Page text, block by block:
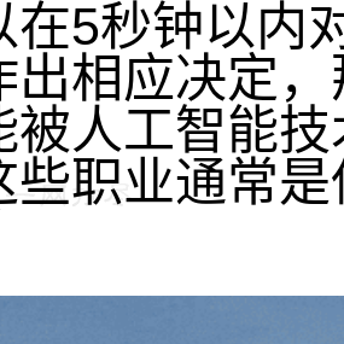
在5秒钟以内
出相应决定
被人工智能
些职业通常是